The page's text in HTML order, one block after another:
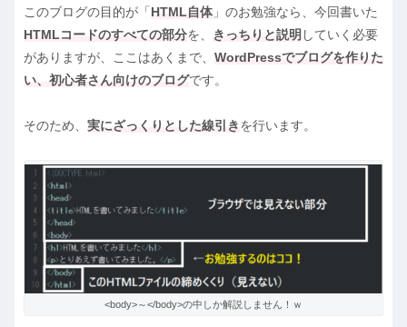
このブログの目的が「 HTML自体」のお勉強なら、今回書いた
HTMLコードのすべての部分を、 きっちりと説明 していく必要
がありますが、ここはあくまで、 WordPressでブログを作りた
い、初心者さん向けのブログです。
そのため、 実にざっくりとした線引きを行います。
<body>～</body>の中しか解説しません！ｗ